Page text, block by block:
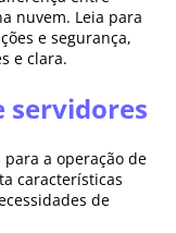
nuvem. Leia para
e segurança,
e clara.
servidores
a operação de
características
de